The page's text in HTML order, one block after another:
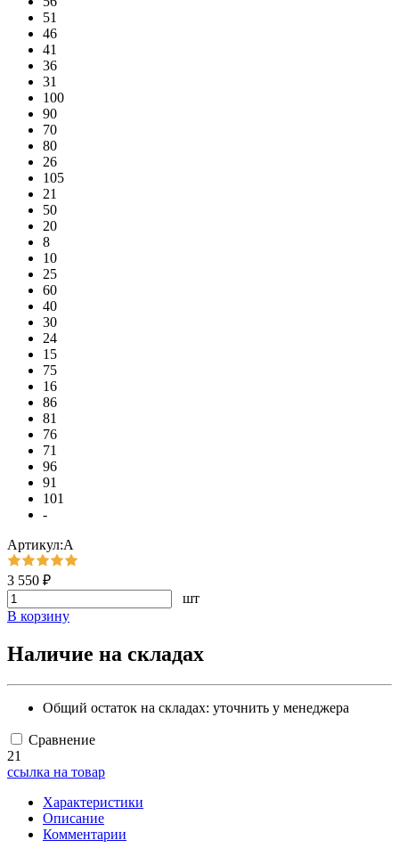
51
46
41
36
31
100
90
70
80
26
105
21
50
20
8
10
25
60
40
30
24
15
75
16
86
81
76
71
96
91
101
-
Артикул:А
3 550 ₽
шт
В корзину
Наличие на складах
Общий остаток на складах: уточнить у менеджера
Сравнение
21
ссылка на товар
Характеристики
Описание
Комментарии